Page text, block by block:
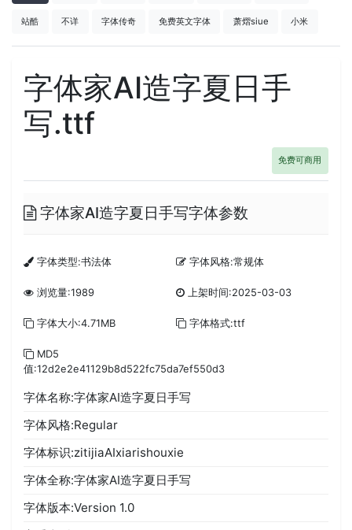
站酷 不详 字体传奇 免费英文字体 萧熠siue 小米
字体家AI造字夏日手
写.ttf
免费可商用
字体家AI造字夏日手写字体参数
字体类型:书法体 字体风格:常规体
浏览量:1989 上架时间:2025-03-03
字体大小:4.71MB 字体格式:ttf
MD5
值:12d2e2e41129b8d522fc75da7ef550d3
字体名称:字体家AI造字夏日手写
字体风格:Regular
字体标识:zitijiaAIxiarishouxie
字体全称:字体家AI造字夏日手写
字体版本:Version 1.0